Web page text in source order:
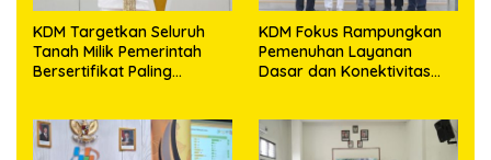
KDM Targetkan Seluruh
Tanah Milik Pemerintah
Bersertifikat Paling
KDM Fokus Rampungkan
Pemenuhan Layanan
Dasar dan Konektivitas